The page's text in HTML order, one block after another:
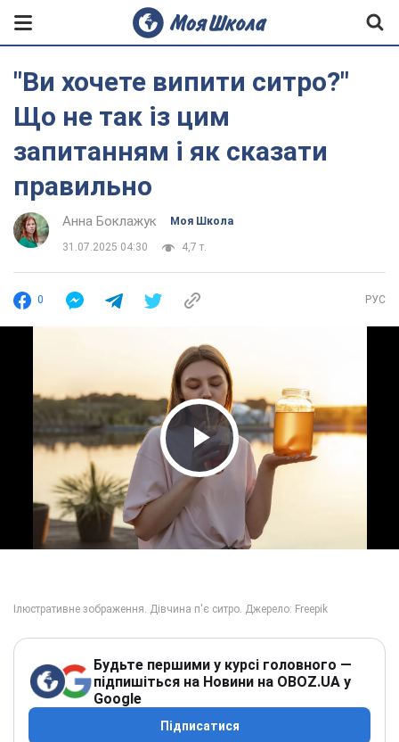
"Ви хочете випити ситро?"
Що не так із цим
запитанням і як сказати
правильно
Анна Боклажук Моя Школа
31.07.2025 04:30 4,7 т.
0 РУС
Play Video
Будьте першими у курсі головного —
підпишіться на Новини на OBOZ.UA у
Google
Підписатися